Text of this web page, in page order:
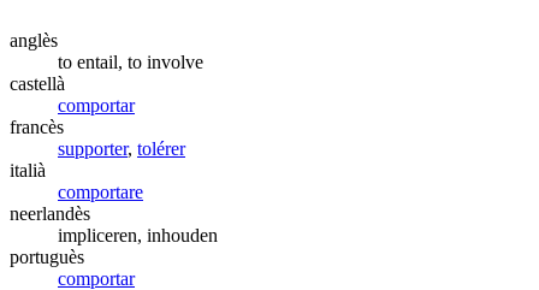
anglès
to entail, to involve
castellà
comportar
francès
supporter, tolérer
italià
comportare
neerlandès
impliceren, inhouden
portuguès
comportar